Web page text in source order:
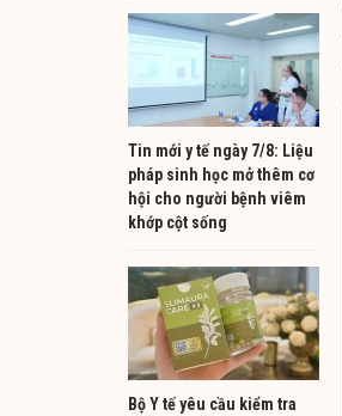
Tin mới y tế ngày 7/8: Liệu
pháp sinh học mở thêm cơ
hội cho người bệnh viêm
khớp cột sống
Bộ Y tế yêu cầu kiểm tra